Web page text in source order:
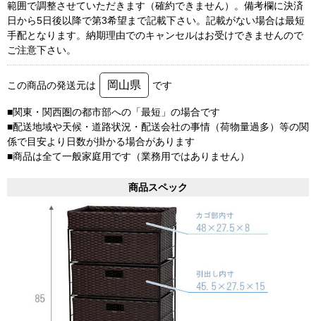
範囲で調整させていただきます（確約できません）。備考欄に決済
日から5日後以降で第3希望まで記載下さい。記載がない場合は最短
手配となります。納期理由でのキャンセルはお受けできませんので
ご注意下さい。
この商品の発送元は 岡山県 です
■関東・関西圏の都市部への「最短」の場合です
■配送地域や天候・道路状況・配送会社の事情（荷物量過多）等の関
係で目安より日数が掛かる場合があります
■商品は全て一般家庭用です（業務用ではありません）
商品スペック